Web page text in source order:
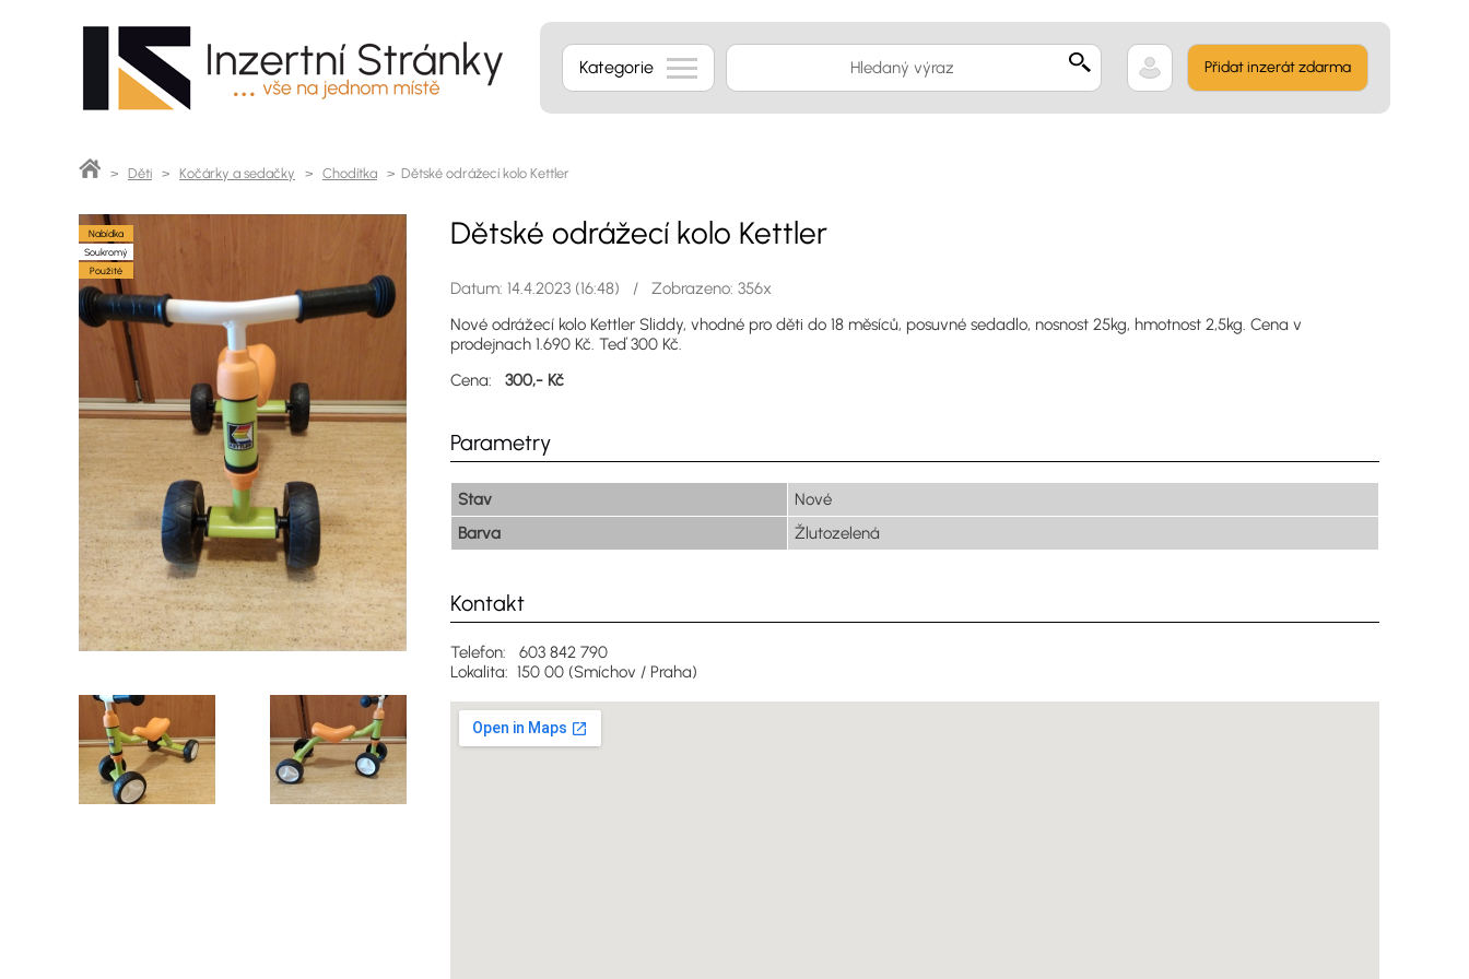
Kategorie Přidat inzerát zdarma
> Děti > Kočárky a sedačky > Chodítka > Dětské odrážecí kolo Kettler
Nabídka
Soukromý
Použité
Dětské odrážecí kolo Kettler
Datum: 14.4.2023 (16:48) / Zobrazeno: 356x
Nové odrážecí kolo Kettler Sliddy, vhodné pro děti do 18 měsíců, posuvné sedadlo, nosnost 25kg, hmotnost 2,5kg. Cena v
prodejnach 1.690 Kč. Teď 300 Kč.
Cena: 300,- Kč
Parametry
Stav
Nové
Barva
Žlutozelená
Kontakt
Telefon: 603 842 790
Lokalita: 150 00 (Smíchov / Praha)